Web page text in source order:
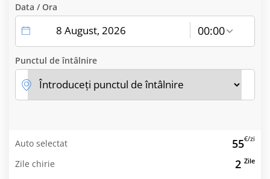
Data / Ora
00:00
Punctul de întâlnire
Auto selectat 55€/zi
Zile chirie 2 Zile